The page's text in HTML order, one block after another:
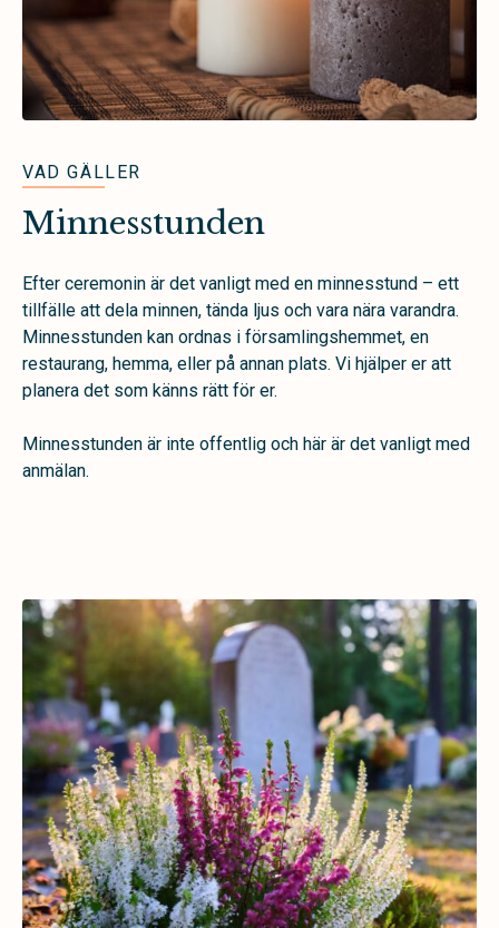
VAD GÄLLER
Minnesstunden
Efter ceremonin är det vanligt med en minnesstund – ett
tillfälle att dela minnen, tända ljus och vara nära varandra.
Minnesstunden kan ordnas i församlingshemmet, en
restaurang, hemma, eller på annan plats. Vi hjälper er att
planera det som känns rätt för er.
Minnesstunden är inte offentlig och här är det vanligt med
anmälan.